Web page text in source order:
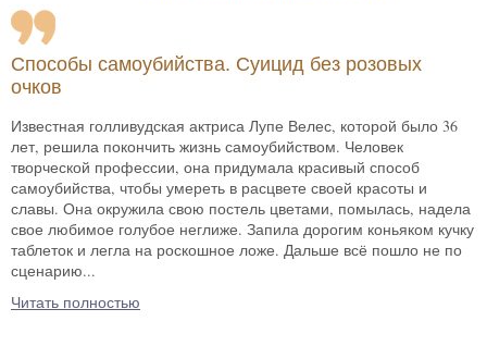
Способы самоубийства. Суицид без розовых
очков
Известная голливудская актриса Лупе Велес, которой было 36
лет, решила покончить жизнь самоубийством. Человек
творческой профессии, она придумала красивый способ
самоубийства, чтобы умереть в расцвете своей красоты и
славы. Она окружила свою постель цветами, помылась, надела
свое любимое голубое неглиже. Запила дорогим коньяком кучку
таблеток и легла на роскошное ложе. Дальше всё пошло не по
сценарию...
Читать полностью